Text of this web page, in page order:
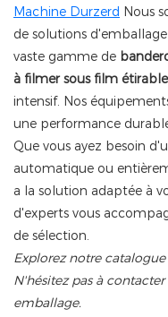
Machine Durzerd Nous
de solutions
vaste gamme de
à filmer sous film
intensif. Nos
une performance
Que vous ayez besoin
automatique ou
a la solution adaptée à
d'experts vous
de sélection.
Explorez notre
N'hésitez pas à
emballage.